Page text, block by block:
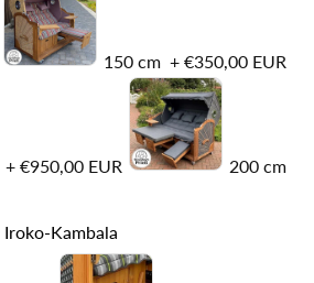
150 cm + €350,00 EUR
+ €950,00 EUR
200 cm
Iroko-Kambala